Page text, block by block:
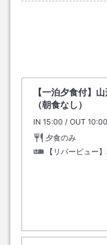
【一泊夕食付】
（朝食なし）
IN チェックイン
15:00 / OUT チェ
10:00
夕食のみ
【リバービュー